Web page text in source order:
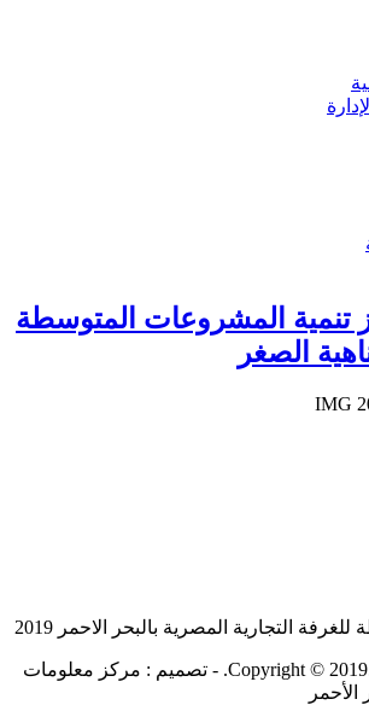
- جهاز تنمية المشروعات المتوسطة
الصغر
التجارية المصرية بالبحر الاحمر 2019
Copyright © 2019. All Rights Reserved. - تصميم : مركز معلومات
الأحمر